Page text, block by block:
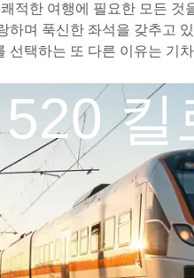
적한 여행에 필요한 모든
며 푹신한 좌석을 갖추고
택하는 또 다른 이유는
520 킬